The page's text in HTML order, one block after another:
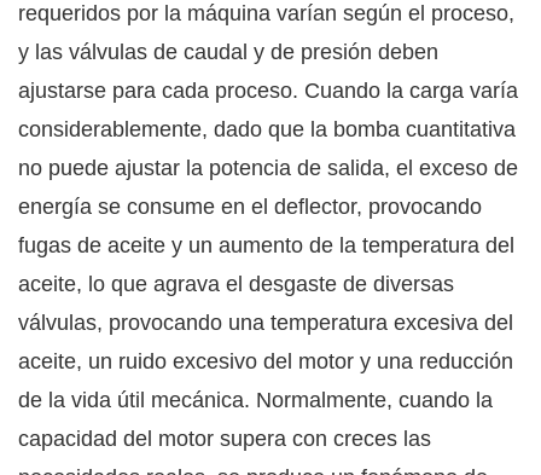
requeridos por la máquina varían según el proceso,
y las válvulas de caudal y de presión deben
ajustarse para cada proceso. Cuando la carga varía
considerablemente, dado que la bomba cuantitativa
no puede ajustar la potencia de salida, el exceso de
energía se consume en el deflector, provocando
fugas de aceite y un aumento de la temperatura del
aceite, lo que agrava el desgaste de diversas
válvulas, provocando una temperatura excesiva del
aceite, un ruido excesivo del motor y una reducción
de la vida útil mecánica. Normalmente, cuando la
capacidad del motor supera con creces las